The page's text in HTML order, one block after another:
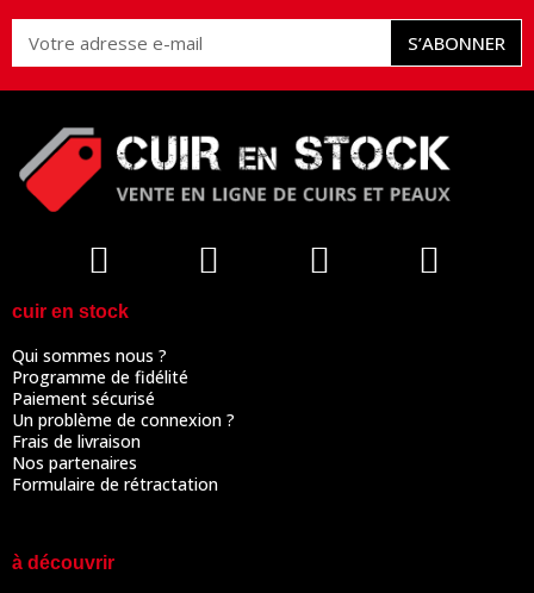
S’ABONNER
cuir en stock
Qui sommes nous ?
Programme de fidélité
Paiement sécurisé
Un problème de connexion ?
Frais de livraison
Nos partenaires
Formulaire de rétractation
à découvrir